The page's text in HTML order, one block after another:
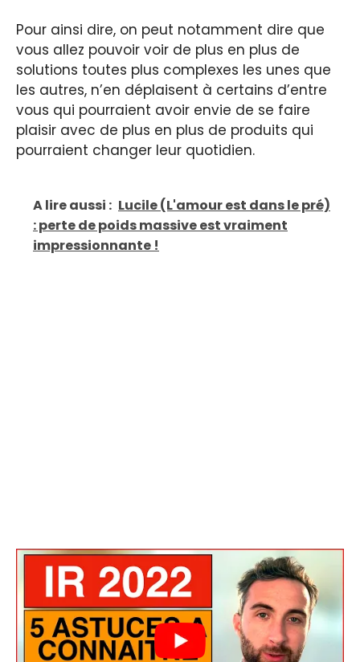
Pour ainsi dire, on peut notamment dire que
vous allez pouvoir voir de plus en plus de
solutions toutes plus complexes les unes que
les autres, n’en déplaisent à certains d’entre
vous qui pourraient avoir envie de se faire
plaisir avec de plus en plus de produits qui
pourraient changer leur quotidien.
A lire aussi : Lucile (L'amour est dans le pré)
: perte de poids massive est vraiment
impressionnante !